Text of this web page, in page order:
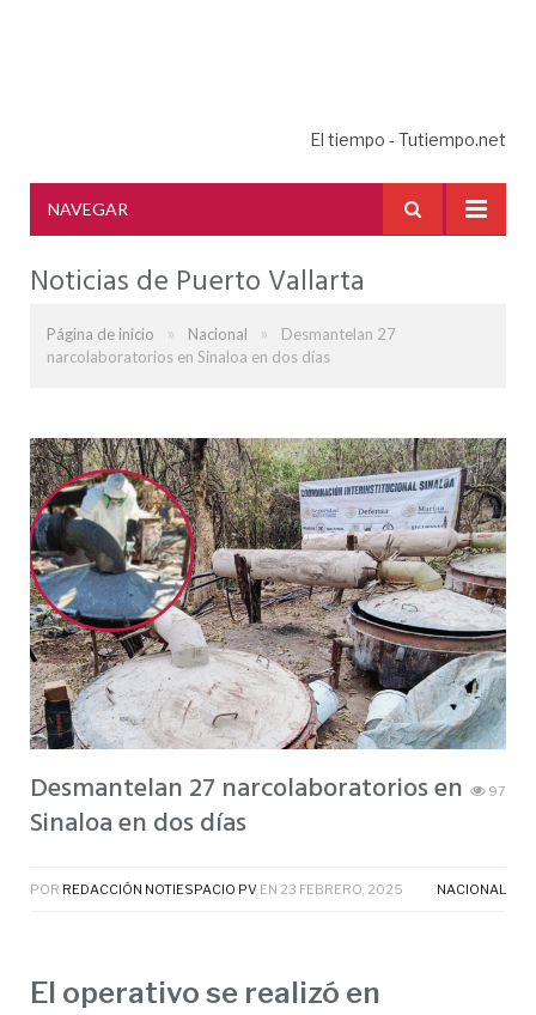
El tiempo - Tutiempo.net
NAVEGAR
Noticias de Puerto Vallarta
Página de inicio » Nacional »
Desmantelan 27
narcolaboratorios en Sinaloa en dos días
Desmantelan 27 narcolaboratorios en
Sinaloa en dos días
97
POR REDACCIÓN NOTIESPACIO PV EN 23 FEBRERO, 2025 NACIONAL
El operativo se realizó en